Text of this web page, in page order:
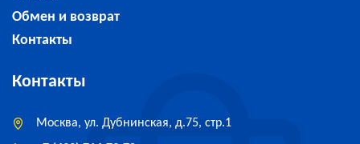
Обмен и возврат
Контакты
Контакты
Москва, ул. Дубнинская, д.75, стр.1